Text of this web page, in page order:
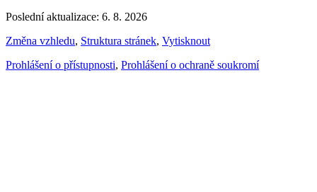
Poslední aktualizace: 6. 8. 2026
Změna vzhledu, Struktura stránek, Vytisknout
Prohlášení o přístupnosti, Prohlášení o ochraně soukromí